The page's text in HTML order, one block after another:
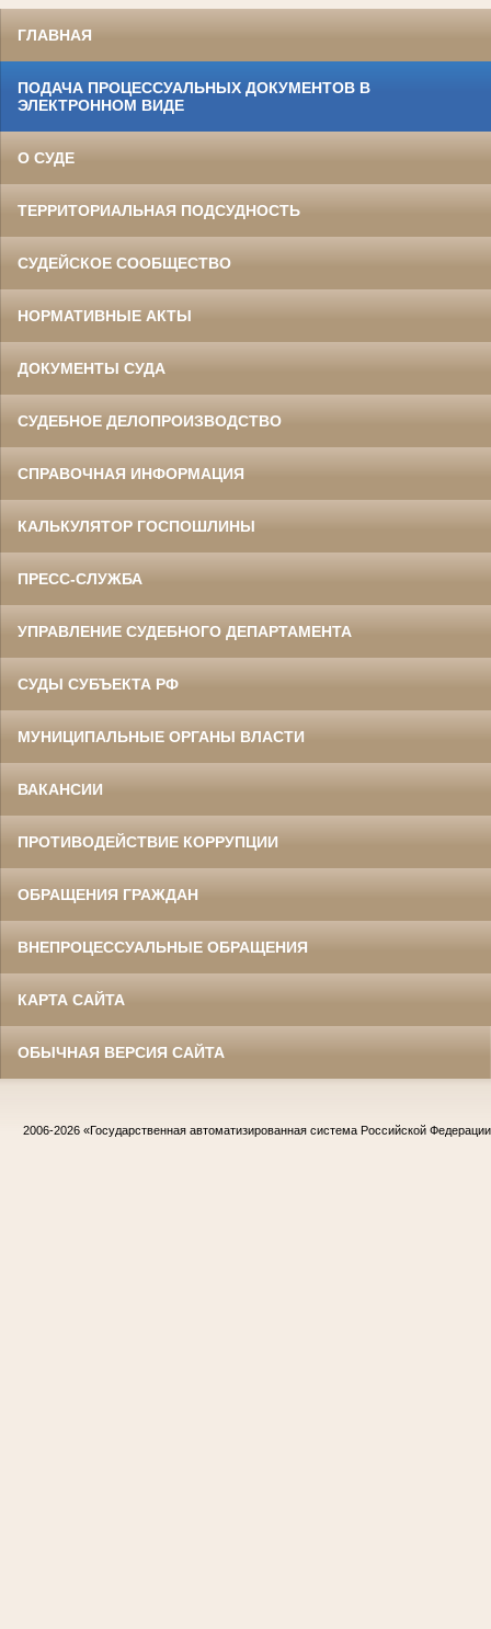
ГЛАВНАЯ
ПОДАЧА ПРОЦЕССУАЛЬНЫХ ДОКУМЕНТОВ В
ЭЛЕКТРОННОМ ВИДЕ
О СУДЕ
ТЕРРИТОРИАЛЬНАЯ ПОДСУДНОСТЬ
СУДЕЙСКОЕ СООБЩЕСТВО
НОРМАТИВНЫЕ АКТЫ
ДОКУМЕНТЫ СУДА
СУДЕБНОЕ ДЕЛОПРОИЗВОДСТВО
СПРАВОЧНАЯ ИНФОРМАЦИЯ
КАЛЬКУЛЯТОР ГОСПОШЛИНЫ
ПРЕСС-СЛУЖБА
УПРАВЛЕНИЕ СУДЕБНОГО ДЕПАРТАМЕНТА
СУДЫ СУБЪЕКТА РФ
МУНИЦИПАЛЬНЫЕ ОРГАНЫ ВЛАСТИ
ВАКАНСИИ
ПРОТИВОДЕЙСТВИЕ КОРРУПЦИИ
ОБРАЩЕНИЯ ГРАЖДАН
ВНЕПРОЦЕССУАЛЬНЫЕ ОБРАЩЕНИЯ
КАРТА САЙТА
ОБЫЧНАЯ ВЕРСИЯ САЙТА
2006-2026 «Государственная автоматизированная система Российской